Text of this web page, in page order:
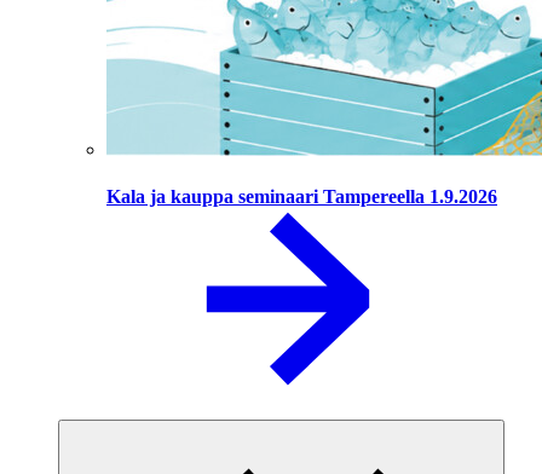
Kala ja kauppa seminaari Tampereella 1.9.2026